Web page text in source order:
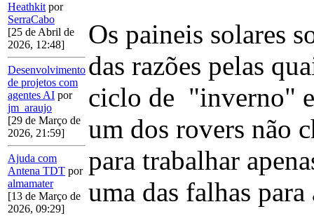
Heathkit por
SerraCabo
[25 de Abril de
2026, 12:48]
Desenvolvimento
de projetos com
agentes AI por
jm_araujo
[29 de Março de
2026, 21:59]
Ajuda com
Antena TDT por
almamater
[13 de Março de
2026, 09:29]
Os paineis solares
das razões pelas
ciclo de "inverno" e
um dos rovers não
para trabalhar
uma das falhas